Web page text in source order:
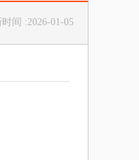
时间 :2026-01-05